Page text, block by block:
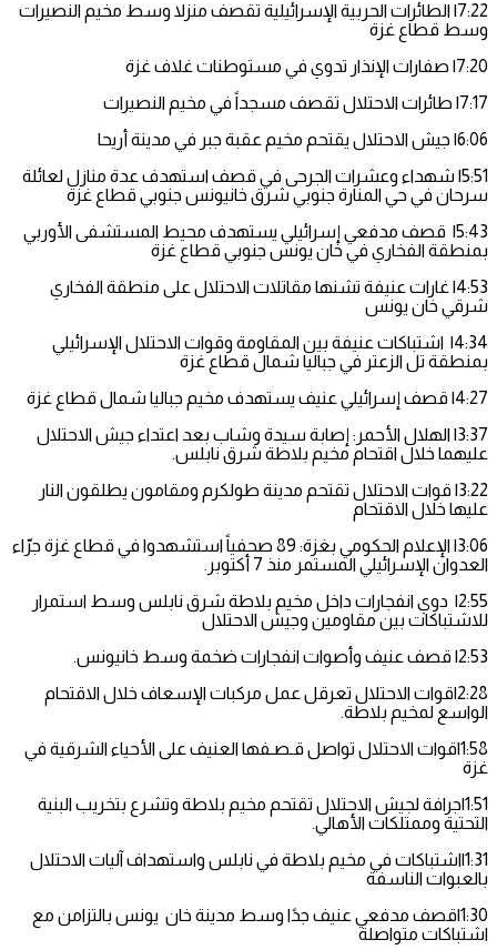
7:22| الطائرات الحربية الإسرائيلية تقصف منزلا وسط مخيم النصيرات
وسط قطاع غزة
7:20| صفارات الإنذار تدوي في مستوطنات غلاف غزة
7:17| طائرات الاحتلال تقصف مسجداً في مخيم النصيرات
6:06| جيش الاحتلال يقتحم مخيم عقبة جبر في مدينة أريحا
5:51| شهداء وعشرات الجرحى في قصف استهدف عدة منازل لعائلة
سرحان في حي المنارة جنوبي شرق خانيونس جنوبي قطاع غزة
5:43| قصف مدفعي إسرائيلي يستهدف محيط المستشفى الأوربي
بمنطقة الفخاري في خان يونس جنوبي قطاع غزة
4:53| غارات عنيفة تشنها مقاتلات الاحتلال على منطقة الفخاري
شرقي خان يونس
4:34| اشتباكات عنيفة بين المقاومة وقوات الاحتلال الإسرائيلي
بمنطقة تل الزعتر في جباليا شمال قطاع غزة
4:27| قصف إسرائيلي عنيف يستهدف مخيم جباليا شمال قطاع غزة
3:37| الهلال الأحمر: إصابة سيدة وشاب بعد اعتداء جيش الاحتلال
عليهما خلال اقتحام مخيم بلاطة شرق نابلس.
3:22| قوات الاحتلال تقتحم مدينة طولكرم ومقامون يطلقون النار
عليها خلال الاقتحام
3:06| الإعلام الحكومي بغزة: 89 صحفياً استشهدوا في قطاع غزة جرّاء
العدوان الإسرائيلي المستمر منذ 7 أكتوبر.
2:55| دوي انفجارات داخل مخيم بلاطة شرق نابلس وسط استمرار
للاشتباكات بين مقاومين وجيش الاحتلال
2:53| قصف عنيف وأصوات انفجارات ضخمة وسط خانيونس.
2:28|قوات الاحتلال تعرقل عمل مركبات الإسعاف خلال الاقتحام
الواسع لمخيم بلاطة.
1:58|قوات الاحتلال تواصل قـصـفها العنيف على الأحياء الشرقية في
غزة
1:51|جرافة لجيش الاحتلال تقتحم مخيم بلاطة وتشرع بتخريب البنية
التحتية وممتلكات الأهالي.
1:31|اشتباكات في مخيم بلاطة في نابلس واستهداف آليات الاحتلال
بالعبوات الناسفة
1:30|قصف مدفعي عنيف جدًا وسط مدينة خان يونس بالتزامن مع
اشتباكات متواصلة